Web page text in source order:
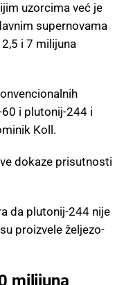
uzorcima već je
supernovama
i 7 milijuna
i plutonij-244 i
Koll.
dokaze prisutnosti
da plutonij-244 nije
proizvele željezo-
milijuna